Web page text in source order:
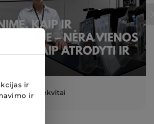
ir
ir
tinka Rekvitai